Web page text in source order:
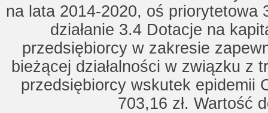
na lata 2014-2020, oś priorytetowa
działanie 3.4 Dotacje na
przedsiębiorcy w zakresie
bieżącej działalności w związku z
przedsiębiorcy wskutek epidemii
703,16 zł. Wartość